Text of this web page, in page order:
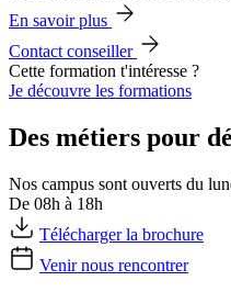
En savoir plus
Contact conseiller
Cette formation t'intéresse ?
Je découvre les formations
Des métiers pour
Nos campus sont ouverts du
De 08h à 18h
Télécharger la brochure
Venir nous rencontrer